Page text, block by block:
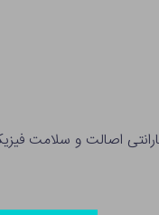
اصالت و سلامت